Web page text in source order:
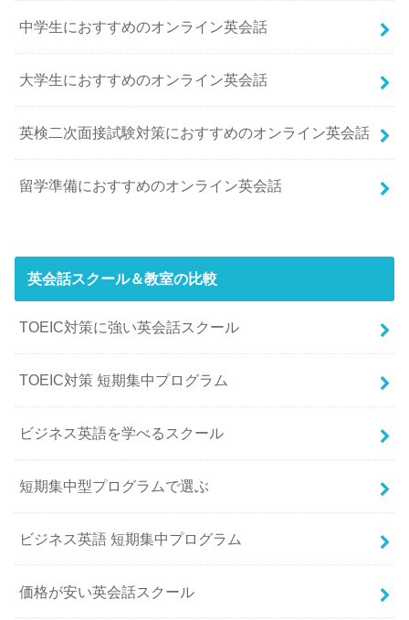
中学生におすすめのオンライン英会話
大学生におすすめのオンライン英会話
英検二次面接試験対策におすすめのオンライン英会話
留学準備におすすめのオンライン英会話
英会話スクール＆教室の比較
TOEIC対策に強い英会話スクール
TOEIC対策 短期集中プログラム
ビジネス英語を学べるスクール
短期集中型プログラムで選ぶ
ビジネス英語 短期集中プログラム
価格が安い英会話スクール